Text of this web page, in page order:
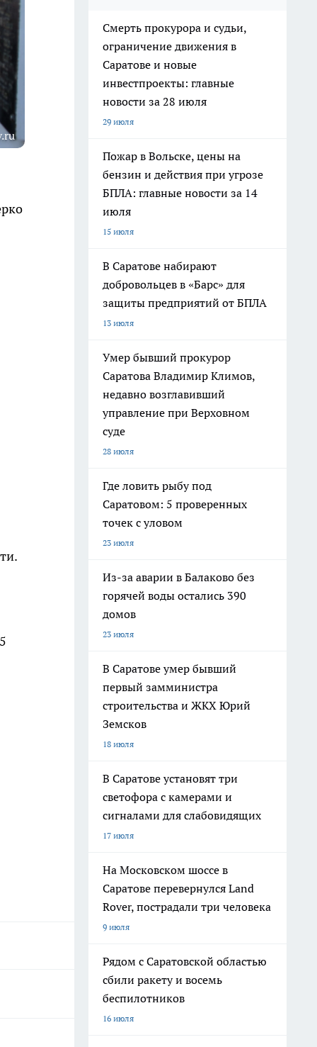
Смерть прокурора и судьи,
ограничение движения в
Саратове и новые
инвестпроекты: главные
новости за 28 июля
29 июля
Пожар в Вольске, цены на
бензин и действия при угрозе
БПЛА: главные новости за 14
июля
15 июля
В Саратове набирают
добровольцев в «Барс» для
защиты предприятий от БПЛА
13 июля
Умер бывший прокурор
Саратова Владимир Климов,
недавно возглавивший
управление при Верховном
суде
28 июля
Где ловить рыбу под
Саратовом: 5 проверенных
точек с уловом
23 июля
Из-за аварии в Балаково без
горячей воды остались 390
домов
23 июля
В Саратове умер бывший
первый замминистра
строительства и ЖКХ Юрий
Земсков
18 июля
В Саратове установят три
светофора с камерами и
сигналами для слабовидящих
17 июля
На Московском шоссе в
Саратове перевернулся Land
Rover, пострадали три человека
9 июля
Рядом с Саратовской областью
сбили ракету и восемь
беспилотников
16 июля